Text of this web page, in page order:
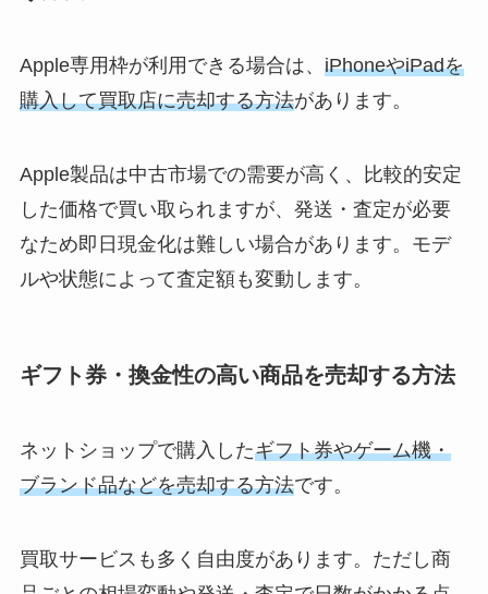
Apple専用枠が利用できる場合は、 iPhoneやiPadを
購入して買取店に売却する方法があります。
Apple製品は中古市場での需要が高く、比較的安定
した価格で買い取られますが、発送・査定が必要
なため即日現金化は難しい場合があります。モデ
ルや状態によって査定額も変動します。
ギフト券・換金性の高い商品を売却する方法
ネットショップで購入したギフト券やゲーム機・
ブランド品などを売却する方法です。
買取サービスも多く自由度があります。ただし商